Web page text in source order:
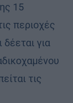
15
περιοχές
για
τις